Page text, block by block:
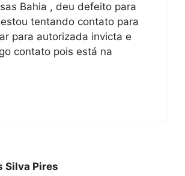
Bahia , deu defeito para
tentando contato para
para autorizada invicta e
contato pois está na
Silva Pires